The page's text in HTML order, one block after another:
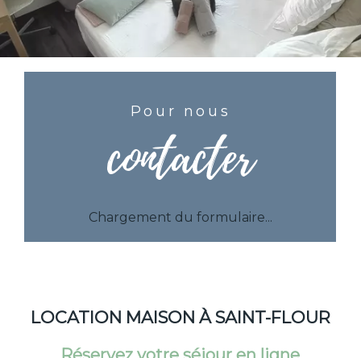
Pour nous
contacter
Chargement du formulaire...
LOCATION MAISON À SAINT-FLOUR